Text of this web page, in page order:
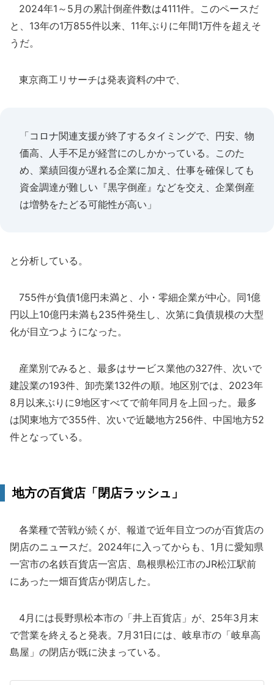
2024年1～5月の累計倒産件数は4111件。このペースだ
と、13年の1万855件以来、11年ぶりに年間1万件を超えそ
うだ。
東京商工リサーチは発表資料の中で、
「コロナ関連支援が終了するタイミングで、円安、物
価高、人手不足が経営にのしかかっている。このた
め、業績回復が遅れる企業に加え、仕事を確保しても
資金調達が難しい『黒字倒産』などを交え、企業倒産
は増勢をたどる可能性が高い」
と分析している。
755件が負債1億円未満と、小・零細企業が中心。同1億
円以上10億円未満も235件発生し、次第に負債規模の大型
化が目立つようになった。
産業別でみると、最多はサービス業他の327件、次いで
建設業の193件、卸売業132件の順。地区別では、2023年
8月以来ぶりに9地区すべてで前年同月を上回った。最多
は関東地方で355件、次いで近畿地方256件、中国地方52
件となっている。
地方の百貨店「閉店ラッシュ」
各業種で苦戦が続くが、報道で近年目立つのが百貨店の
閉店のニュースだ。2024年に入ってからも、1月に愛知県
一宮市の名鉄百貨店一宮店、島根県松江市のJR松江駅前
にあった一畑百貨店が閉店した。
4月には長野県松本市の「井上百貨店」が、25年3月末
で営業を終えると発表。7月31日には、岐阜市の「岐阜高
島屋」の閉店が既に決まっている。